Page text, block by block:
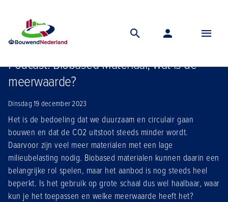
Nieuws
Podcast: Biobased Materiaal, wat is de
meerwaarde?
Dinsdag 19 december 2023
Het is de bedoeling dat we duurzaam en circulair gaan
bouwen en dat de CO2 uitstoot steeds minder wordt.
Daarvoor zijn veel meer materialen met een lage
milieubelasting nodig. Biobased materialen kunnen daarin een
belangrijke rol spelen, maar het aanbod is nog steeds heel
beperkt. Is het gebruik op grote schaal dus wel haalbaar, waar
kun je het toepassen en welke meerwaarde heeft het?